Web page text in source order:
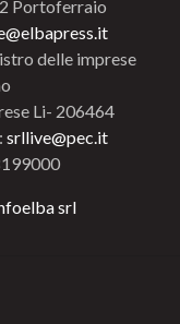
Portoferraio
delle imprese
Li- 206464
srllive@pec.it
srl